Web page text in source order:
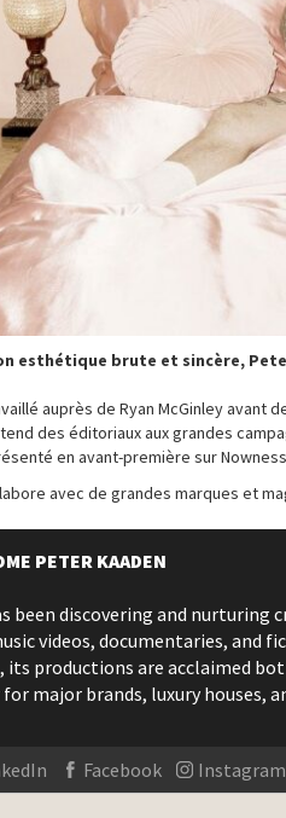
esthétique brute et sincère,
auprès de Ryan McGinley avant
des éditoriaux aux grandes
en avant-première sur
avec de grandes marques et
PETER KAADEN
been discovering and
videos, documentaries, and
its productions are acclaimed
major brands, luxury houses,
Facebook Instagram